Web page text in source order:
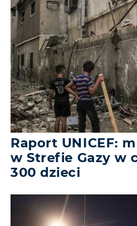
Raport UNICEF:
w Strefie Gazy w
300 dzieci